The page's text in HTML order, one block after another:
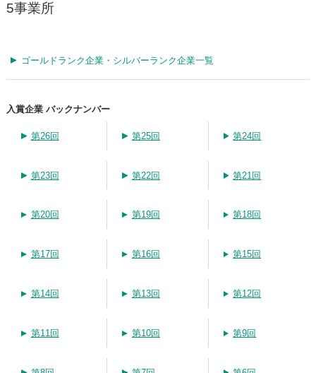
5事業所
ゴールドランク企業・シルバーランク企業一覧
入賞企業 バックナンバー
第26回 第25回 第24回
第23回 第22回 第21回
第20回 第19回 第18回
第17回 第16回 第15回
第14回 第13回 第12回
第11回 第10回 第9回